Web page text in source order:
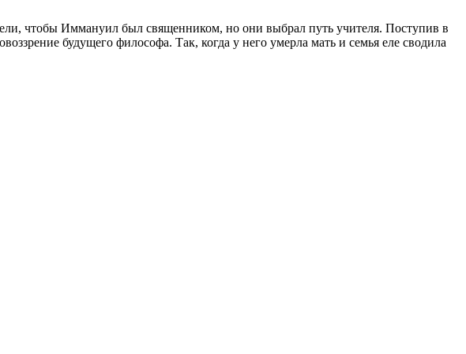
чтобы Иммануил был священником, но они выбрал путь учителя. Поступив в
будущего философа. Так, когда у него умерла мать и семья еле сводила